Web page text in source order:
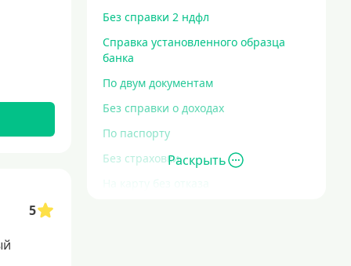
Без справки 2 ндфл
Справка установленного образца
банка
По двум документам
Без справки о доходах
По паспорту
Без страховки
На карту без отказа
Раскрыть
5